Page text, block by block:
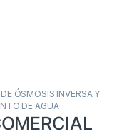
ÓSMOSIS INVERSA Y
DE AGUA